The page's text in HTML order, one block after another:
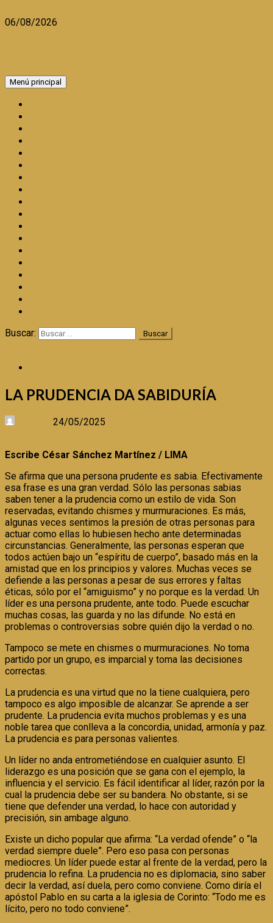
06/08/2026
Menú principal
Buscar:
LA PRUDENCIA DA SABIDURÍA
24/05/2025
Escribe César Sánchez Martínez / LIMA
Se afirma que una persona prudente es sabia. Efectivamente
esa frase es una gran verdad. Sólo las personas sabias
saben tener a la prudencia como un estilo de vida. Son
reservadas, evitando chismes y murmuraciones. Es más,
algunas veces sentimos la presión de otras personas para
actuar como ellas lo hubiesen hecho ante determinadas
circunstancias. Generalmente, las personas esperan que
todos actúen bajo un “espíritu de cuerpo”, basado más en la
amistad que en los principios y valores. Muchas veces se
defiende a las personas a pesar de sus errores y faltas
éticas, sólo por el “amiguismo” y no porque es la verdad. Un
líder es una persona prudente, ante todo. Puede escuchar
muchas cosas, las guarda y no las difunde. No está en
problemas o controversias sobre quién dijo la verdad o no.
Tampoco se mete en chismes o murmuraciones. No toma
partido por un grupo, es imparcial y toma las decisiones
correctas.
La prudencia es una virtud que no la tiene cualquiera, pero
tampoco es algo imposible de alcanzar. Se aprende a ser
prudente. La prudencia evita muchos problemas y es una
noble tarea que conlleva a la concordia, unidad, armonía y paz.
La prudencia es para personas valientes.
Un líder no anda entrometiéndose en cualquier asunto. El
liderazgo es una posición que se gana con el ejemplo, la
influencia y el servicio. Es fácil identificar al líder, razón por la
cual la prudencia debe ser su bandera. No obstante, si se
tiene que defender una verdad, lo hace con autoridad y
precisión, sin ambage alguno.
Existe un dicho popular que afirma: “La verdad ofende” o “la
verdad siempre duele”. Pero eso pasa con personas
mediocres. Un líder puede estar al frente de la verdad, pero la
prudencia lo refina. La prudencia no es diplomacia, sino saber
decir la verdad, así duela, pero como conviene. Como diría el
apóstol Pablo en su carta a la iglesia de Corinto: “Todo me es
lícito, pero no todo conviene”.